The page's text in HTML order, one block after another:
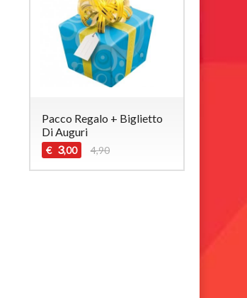
Pacco Regalo + Biglietto
Di Auguri
€ 3,00 4,90